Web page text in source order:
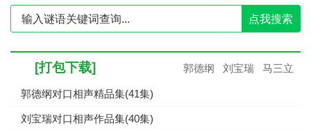
点我搜索
[打包下载] 郭德纲 刘宝瑞 马三立
郭德纲对口相声精品集(41集)
刘宝瑞对口相声作品集(40集)